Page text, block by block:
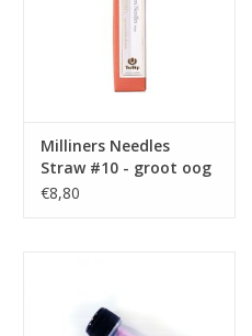
Milliners Needles
Straw #10 - groot oog
€8,80